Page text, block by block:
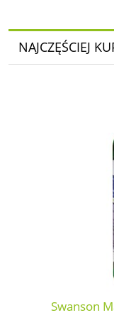
NAJCZĘŚCIEJ
Swanson